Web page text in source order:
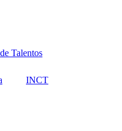
Talentos
INCT